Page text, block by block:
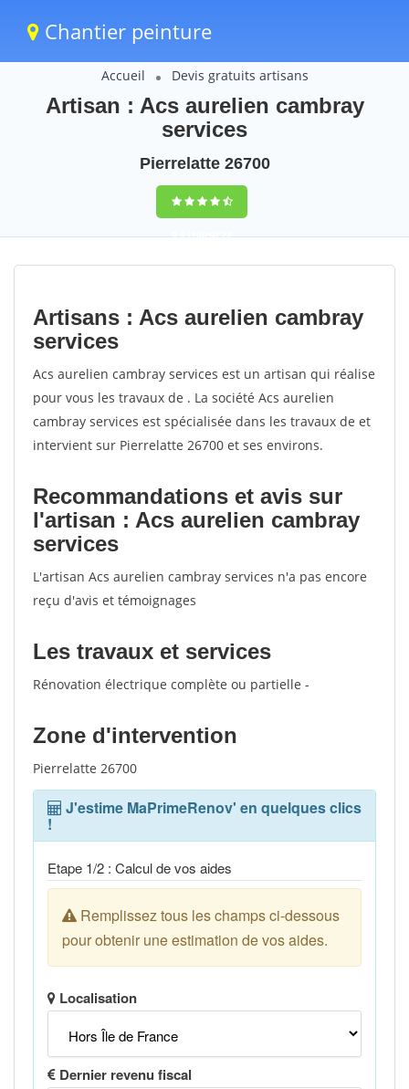
Chantier peinture
Accueil Devis gratuits artisans
Artisan : Acs aurelien cambray
services
Pierrelatte 26700
9,5(100%)72
votes
Artisans : Acs aurelien cambray
services
Acs aurelien cambray services est un artisan qui réalise
pour vous les travaux de . La société Acs aurelien
cambray services est spécialisée dans les travaux de et
intervient sur Pierrelatte 26700 et ses environs.
Recommandations et avis sur
l'artisan : Acs aurelien cambray
services
L'artisan Acs aurelien cambray services n'a pas encore
reçu d'avis et témoignages
Les travaux et services
Rénovation électrique complète ou partielle -
Zone d'intervention
Pierrelatte 26700